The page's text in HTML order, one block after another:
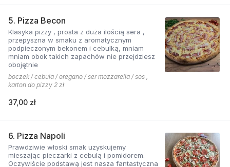
5. Pizza Becon
Klasyka pizzy , prosta z duża ilością sera ,
przepyszna w smaku z aromatycznym
podpieczonym bekonem i cebulką, mniam
mniam obok takich zapachów nie przejdziesz
obojętnie
boczek / cebula / oregano / ser mozzarella / sos ,
karton do pizzy 2 zł
37,00 zł
6. Pizza Napoli
Prawdziwie włoski smak uzyskujemy
mieszając pieczarki z cebulą i pomidorem.
Oczywiście podstawą jest nasza fantastyczna